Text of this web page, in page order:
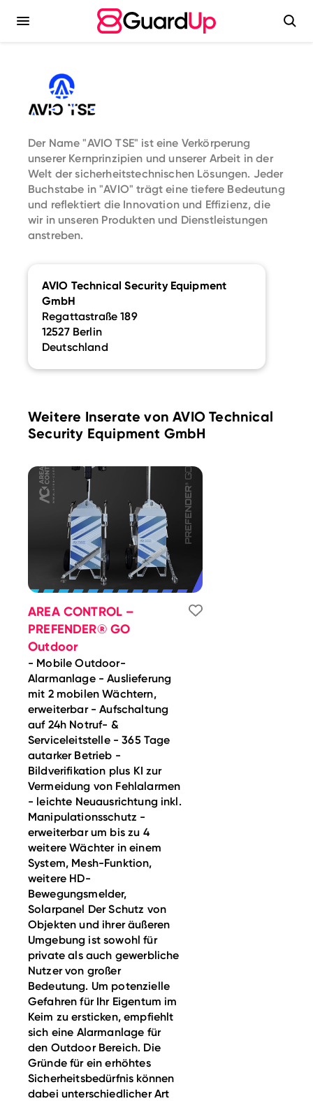
Der Name "AVIO TSE" ist eine Verkörperung
unserer Kernprinzipien und unserer Arbeit in der
Welt der sicherheitstechnischen Lösungen. Jeder
Buchstabe in "AVIO" trägt eine tiefere Bedeutung
und reflektiert die Innovation und Effizienz​,​ die
wir in unseren Produkten und Dienstleistungen
anstreben.
AVIO Technical Security Equipment
GmbH
Regattastraße 189
12527 Berlin
Deutschland
Weitere Inserate von AVIO Technical
Security Equipment GmbH
AREA CONTROL –
PREFENDER® GO
Outdoor
- Mobile Outdoor-
Alarmanlage - Auslieferung
mit 2 mobilen Wächtern,
erweiterbar - Aufschaltung
auf 24h Notruf- &
Serviceleitstelle - 365 Tage
autarker Betrieb -
Bildverifikation plus KI zur
Vermeidung von Fehlalarmen
- leichte Neuausrichtung inkl.
Manipulationsschutz -
erweiterbar um bis zu 4
weitere Wächter in einem
System, Mesh-Funktion,
weitere HD-
Bewegungsmelder,
Solarpanel Der Schutz von
Objekten und ihrer äußeren
Umgebung ist sowohl für
private als auch gewerbliche
Nutzer von großer
Bedeutung. Um potenzielle
Gefahren für Ihr Eigentum im
Keim zu ersticken, empfiehlt
sich eine Alarmanlage für
den Outdoor Bereich. Die
Gründe für ein erhöhtes
Sicherheitsbedürfnis können
dabei unterschiedlicher Art